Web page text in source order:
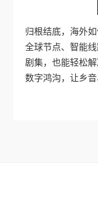
归根结底，海外
全球节点、智能
剧集，也能轻松
数字鸿沟，让乡